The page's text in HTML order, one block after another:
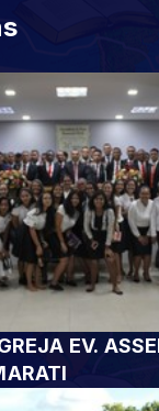
EV.